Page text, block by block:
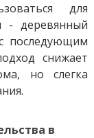
для
- деревянный
последующим
снижает
но слегка
в